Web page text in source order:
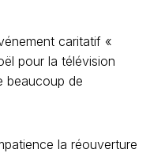
caritatif «
pour la télévision
beaucoup de
la réouverture